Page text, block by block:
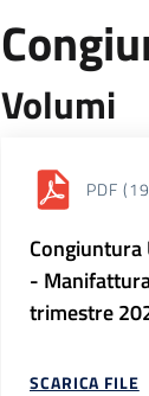
Volumi
PDF
-
trimestre
SCARICA FILE